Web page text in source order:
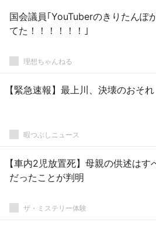
国会議員｢YouTuberのきりたんぽ
てた！！！！！！｣
理想ちゃんねる
【緊急速報】最上川、決壊のおそれ
暇つぶしニュース
【車内2児放置死】母親の供述はす
だったことが判明
ザ・ミステリー体験